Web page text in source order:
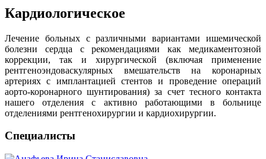
Кардиологическое
Лечение больных с различными вариантами ишемической
болезни сердца с рекомендациями как медикаментозной
коррекции, так и хирургической (включая применение
рентгеноэндоваскулярных вмешательств на коронарных
артериях с имплантацией стентов и проведение операций
аорто-коронарного шунтирования) за счет тесного контакта
нашего отделения с активно работающими в больнице
отделениями рентгенохирургии и кардиохирургии.
Специалисты